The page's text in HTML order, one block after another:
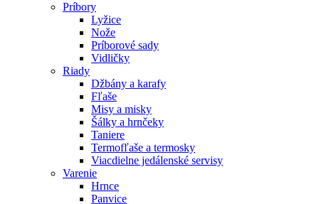
Príbory
Lyžice
Nože
Príborové sady
Vidličky
Riady
Džbány a karafy
Fľaše
Misy a misky
Šálky a hrnčeky
Taniere
Termofľaše a termosky
Viacdielne jedálenské servisy
Varenie
Hrnce
Panvice